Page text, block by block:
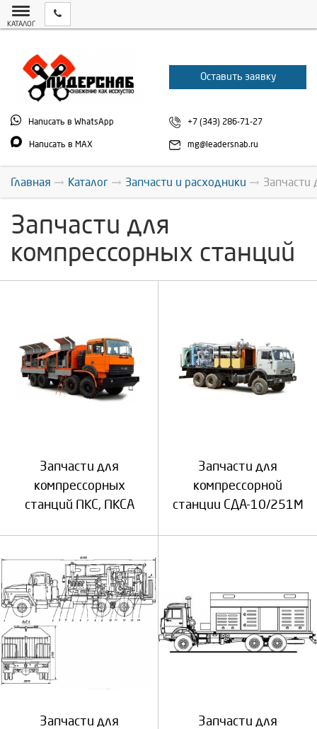
КАТАЛОГ
Оставить заявку
Написать в WhatsApp
Написать в MAX
+7 (343) 286-71-27
mg@leadersnab.ru
Главная Каталог Запчасти и расходники Запчасти
Запчасти для
компрессорных станций
Запчасти для
компрессорных
станций ПКС, ПКСА
Запчасти для
компрессорной
станции СДА-10/251М
Запчасти для
Запчасти для